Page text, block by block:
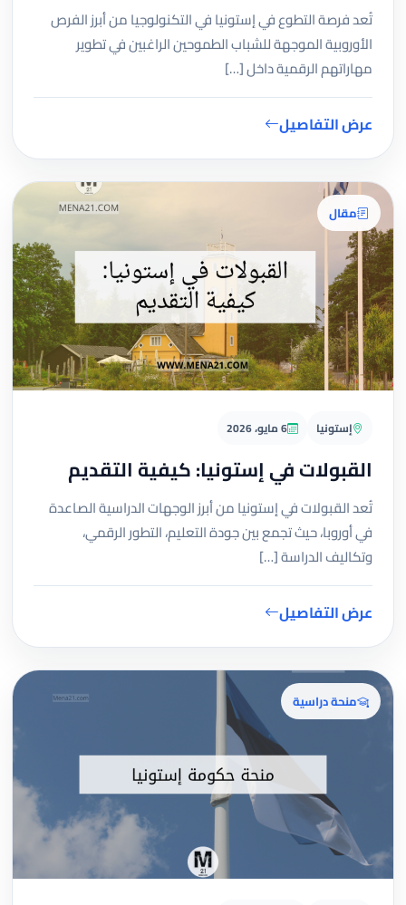
تُعد فرصة التطوع في إستونيا في التكنولوجيا من أبرز الفرص
الأوروبية الموجهة للشباب الطموحين الراغبين في تطوير
مهاراتهم الرقمية داخل […]
عرض التفاصيل
مقال
إستونيا 6 مايو، 2026
القبولات في إستونيا: كيفية التقديم
تُعد القبولات في إستونيا من أبرز الوجهات الدراسية الصاعدة
في أوروبا، حيث تجمع بين جودة التعليم، التطور الرقمي،
وتكاليف الدراسة […]
عرض التفاصيل
منحة دراسية